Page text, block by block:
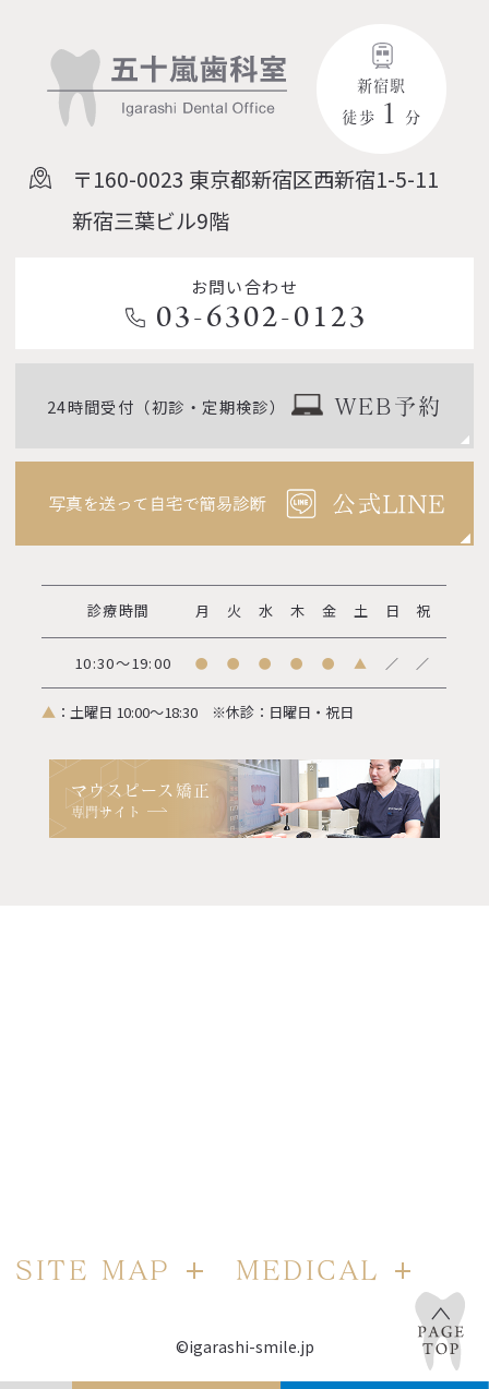
新宿駅
徒歩 １ 分
〒160-0023 東京都新宿区西新宿1-5-11
新宿三葉ビル9階
お問い合わせ
03-6302-0123
24時間受付（初診・定期検診） WEB予約
診療時間 月 火 水 木 金 土 日 祝
10:30～19:00 ● ● ● ● ● ▲ ／ ／
▲ ：土曜日 10:00～18:30 ※休診：日曜日・祝日
マウスピース矯正
専門サイト
SITE MAP MEDICAL
©igarashi-smile.jp